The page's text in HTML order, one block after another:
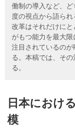
働制の導入など、
度の視点から語ら
改革はそれだけに
がもつ能力を最大
注目されているの
る。本稿では、そ
る。
日本におけ
模